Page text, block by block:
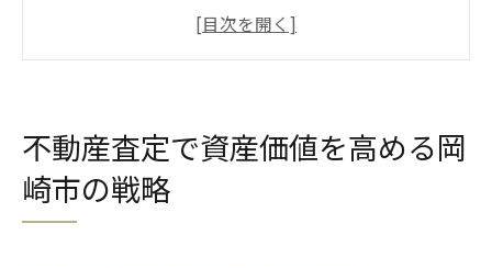
岡崎市の市場動向と不動産査定の重要性
岡崎市不動産売却で選ばれる査定配信法とは
不動産査定配信で売却先を広げる方法
不動産査定で資産価値を高める岡
崎市の戦略